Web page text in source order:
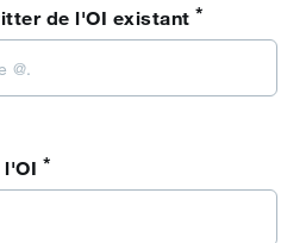
de l'OI existant *
l'OI *